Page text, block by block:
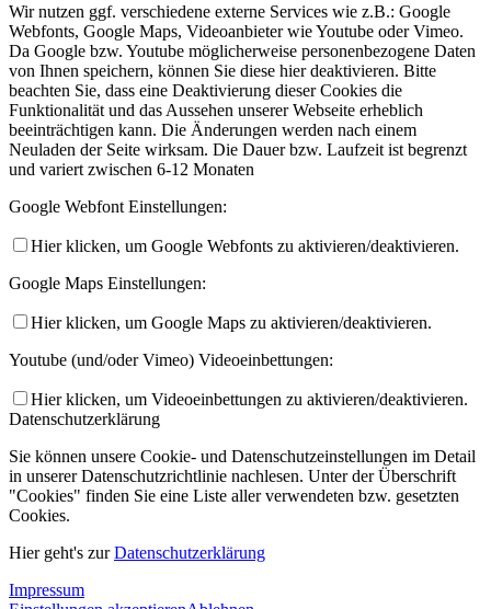
Wir nutzen ggf. verschiedene externe Services wie z.B.: Google
Webfonts, Google Maps, Videoanbieter wie Youtube oder Vimeo.
Da Google bzw. Youtube möglicherweise personenbezogene Daten
von Ihnen speichern, können Sie diese hier deaktivieren. Bitte
beachten Sie, dass eine Deaktivierung dieser Cookies die
Funktionalität und das Aussehen unserer Webseite erheblich
beeinträchtigen kann. Die Änderungen werden nach einem
Neuladen der Seite wirksam. Die Dauer bzw. Laufzeit ist begrenzt
und variert zwischen 6-12 Monaten
Google Webfont Einstellungen:
Hier klicken, um Google Webfonts zu aktivieren/deaktivieren.
Google Maps Einstellungen:
Hier klicken, um Google Maps zu aktivieren/deaktivieren.
Youtube (und/oder Vimeo) Videoeinbettungen:
Hier klicken, um Videoeinbettungen zu aktivieren/deaktivieren.
Datenschutzerklärung
Sie können unsere Cookie- und Datenschutzeinstellungen im Detail
in unserer Datenschutzrichtlinie nachlesen. Unter der Überschrift
"Cookies" finden Sie eine Liste aller verwendeten bzw. gesetzten
Cookies.
Hier geht's zurDatenschutzerklärung
Impressum